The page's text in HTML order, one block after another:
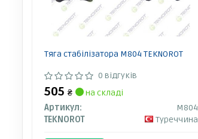
Тяга стабілізатора M804 TEKNOROT
0 відгуків
505 ₴
на складі
Артикул:
M804
TEKNOROT
Туреччина